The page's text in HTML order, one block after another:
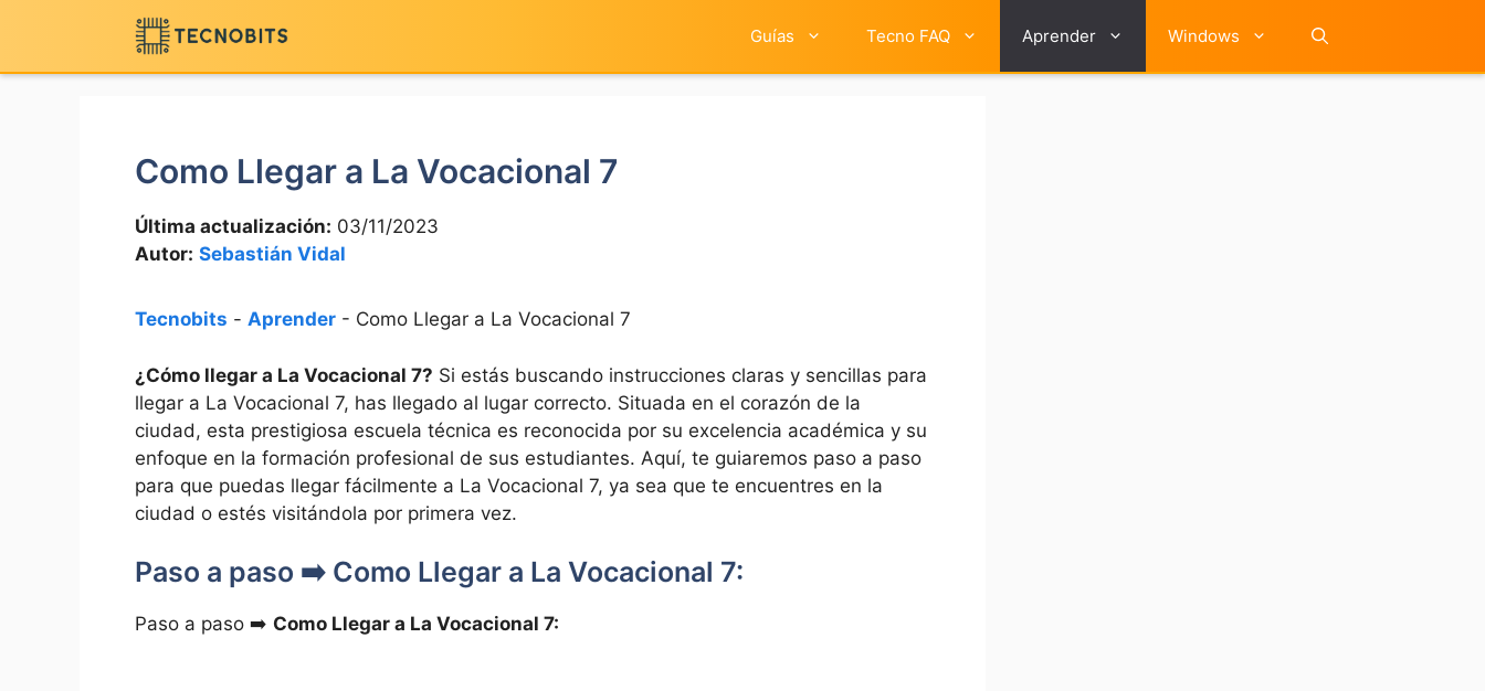
contenido
Guías Tecno FAQ Aprender Windows
Como Llegar a La Vocacional 7
Última actualización: 03/11/2023
Autor: Sebastián Vidal
Tecnobits - Aprender - Como Llegar a La Vocacional 7
¿Cómo llegar⁤ a La Vocacional 7? Si estás ⁤buscando instrucciones ⁣claras​ y sencillas para
llegar a La Vocacional 7, has‌ llegado al lugar correcto. Situada en el corazón ⁢de la
ciudad, ⁢esta prestigiosa escuela técnica es⁢ reconocida por‍ su excelencia⁣ académica y su​
enfoque⁢ en la formación profesional ​de sus estudiantes. Aquí, te guiaremos paso​ a paso
para⁤ que puedas ⁢llegar⁣ fácilmente a La Vocacional 7, ya⁢ sea ⁣que ‌te encuentres⁣ en la
ciudad ‍o estés visitándola por primera vez.
Paso a paso ➡️ Como Llegar a La Vocacional 7:
Paso a paso ‌➡️ Como Llegar a La Vocacional 7: